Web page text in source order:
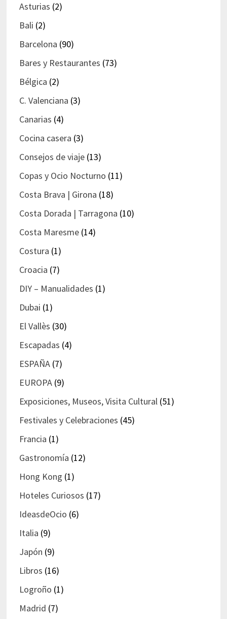
Asturias (2)
Bali (2)
Barcelona (90)
Bares y Restaurantes (73)
Bélgica (2)
C. Valenciana (3)
Canarias (4)
Cocina casera (3)
Consejos de viaje(13)
Copas y Ocio Nocturno (11)
Costa Brava | Girona (18)
Costa Dorada | Tarragona (10)
Costa Maresme(14)
Costura (1)
Croacia (7)
DIY – Manualidades (1)
Dubai (1)
El Vallès (30)
Escapadas (4)
ESPAÑA(7)
EUROPA(9)
Exposiciones, Museos, Visita Cultural(51)
Festivales y Celebraciones (45)
Francia (1)
Gastronomía (12)
Hong Kong (1)
Hoteles Curiosos (17)
IdeasdeOcio (6)
Italia (9)
Japón (9)
Libros (16)
Logroño (1)
Madrid (7)